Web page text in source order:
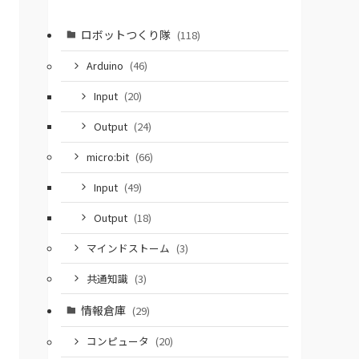
ロボットつくり隊 (118)
Arduino (46)
Input (20)
Output (24)
micro:bit (66)
Input (49)
Output (18)
マインドストーム (3)
共通知識 (3)
情報倉庫 (29)
コンピュータ (20)